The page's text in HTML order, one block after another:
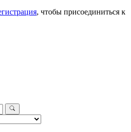
, чтобы присоединиться к